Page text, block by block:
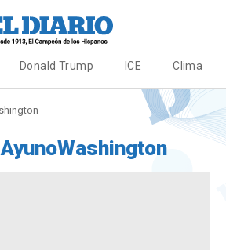
Donald Trump ICE Clima